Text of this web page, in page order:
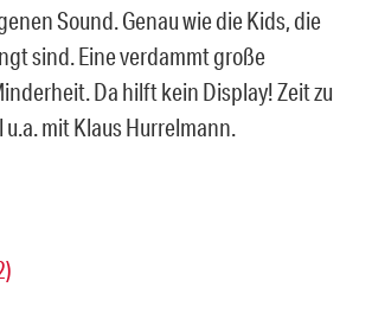
Sound. Genau wie die Kids, die
sind. Eine verdammt große
Da hilft kein Display! Zeit zu
mit Klaus Hurrelmann.